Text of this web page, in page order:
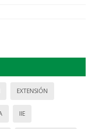
EXTENSIÓN
IIE